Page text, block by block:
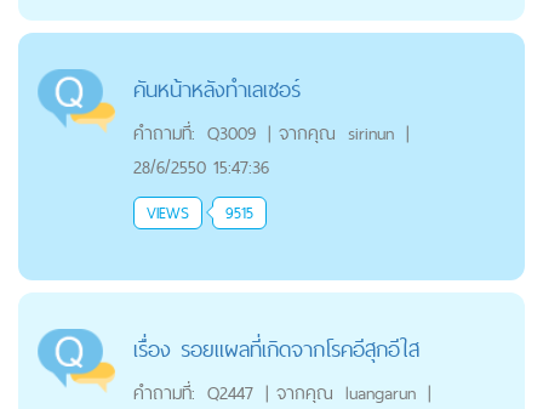
คันหน้าหลังทำเลเซอร์
คำถามที่: Q3009 | จากคุณ sirinun |
28/6/2550 15:47:36
VIEWS 9515
เรื่อง รอยแผลที่เกิดจากโรคอีสุกอีใส
คำถามที่: Q2447 | จากคุณ luangarun |